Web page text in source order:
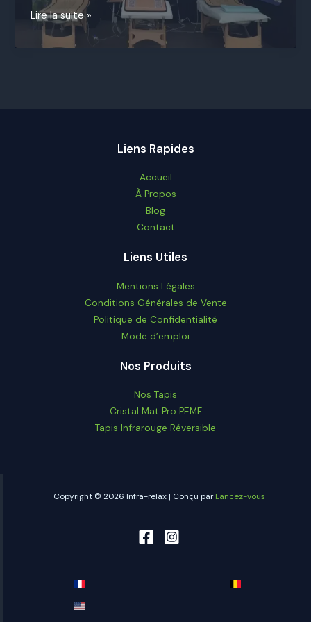
Mode
d’emploi
du
Lire la suite »
Liens Rapides
Accueil
À Propos
Blog
Contact
Liens Utiles
Mentions Légales
Conditions Générales de Vente
Politique de Confidentialité
Mode d’emploi
Nos Produits
Nos Tapis
Cristal Mat Pro PEMF
Tapis Infrarouge Réversible
Copyright © 2026 Infra-relax | Conçu parLancez-vous